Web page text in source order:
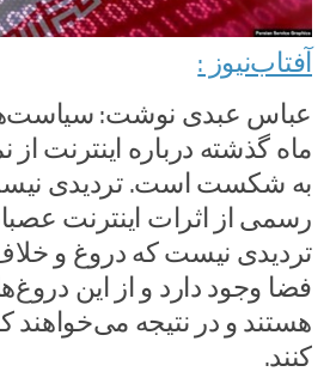
آفتاب‌‌نیوز :
ماه گذشته درباره اینترنت
به شکست است. تردیدی
رسمی از اثرات اینترنت
تردیدی نیست که دروغ و
فضا وجود دارد و از این
هستند و در نتیجه می‌خواهند
کنند.